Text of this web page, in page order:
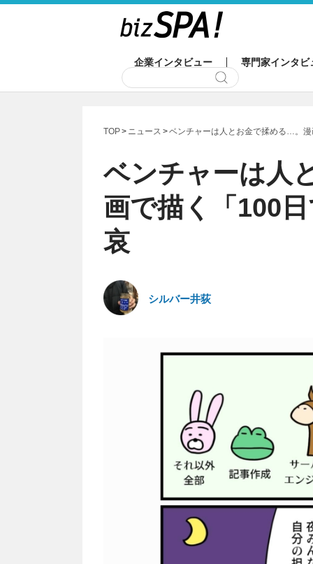
企業インタビュー 専門家インタビ
TOP ニュース ベンチャーは人とお金で揉める…。
ベンチャーは人
画で描く「100
哀
シルバー井荻